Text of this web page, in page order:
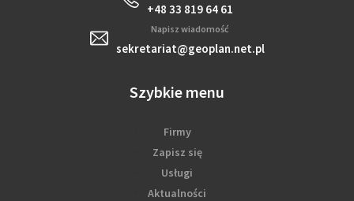
+48 33 819 64 61
Napisz wiadomość
sekretariat@geoplan.net.pl
Szybkie menu
Firmy
Zapisz się
Usługi
Aktualności